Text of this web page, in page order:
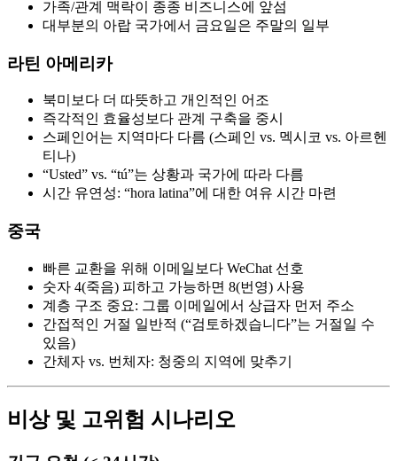
가족/관계 맥락이 종종 비즈니스에 앞섬
대부분의 아랍 국가에서 금요일은 주말의 일부
라틴 아메리카
북미보다 더 따뜻하고 개인적인 어조
즉각적인 효율성보다 관계 구축을 중시
스페인어는 지역마다 다름 (스페인 vs. 멕시코 vs. 아르헨
티나)
“Usted” vs. “tú”는 상황과 국가에 따라 다름
시간 유연성: “hora latina”에 대한 여유 시간 마련
중국
빠른 교환을 위해 이메일보다 WeChat 선호
숫자 4(죽음) 피하고 가능하면 8(번영) 사용
계층 구조 중요: 그룹 이메일에서 상급자 먼저 주소
간접적인 거절 일반적 (“검토하겠습니다”는 거절일 수
있음)
간체자 vs. 번체자: 청중의 지역에 맞추기
비상 및 고위험 시나리오